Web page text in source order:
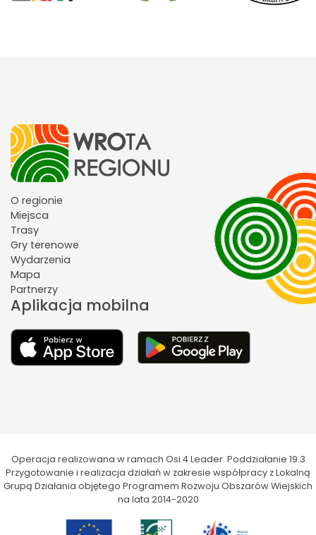
O regionie
Miejsca
Trasy
Gry terenowe
Wydarzenia
Mapa
Partnerzy
Aplikacja mobilna
Operacja realizowana w ramach Osi 4 Leader. Poddziałanie 19.3
Przygotowanie i realizacja działań w zakresie współpracy z Lokalną
Grupą Działania objętego Programem Rozwoju Obszarów Wiejskich
na lata 2014-2020